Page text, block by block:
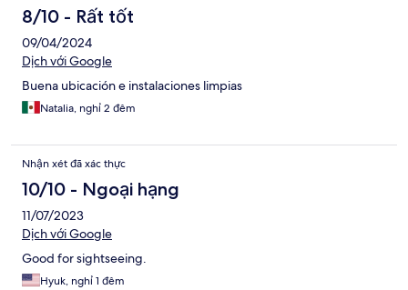
8/10 - Rất tốt
09/04/2024
Dịch với Google
Buena ubicación e instalaciones limpias
Natalia, nghỉ 2 đêm
Nhận xét đã xác thực
10/10 - Ngoại hạng
11/07/2023
Dịch với Google
Good for sightseeing.
Hyuk, nghỉ 1 đêm